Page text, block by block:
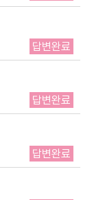
답변완료
답변완료
답변완료